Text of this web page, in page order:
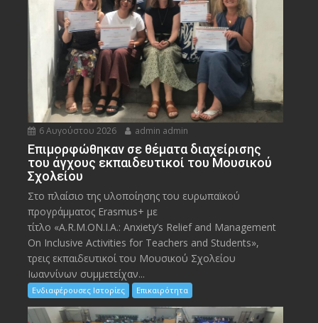
6 Αυγούστου 2026 admin admin
Eπιμορφώθηκαν σε θέματα διαχείρισης
του άγχους εκπαιδευτικοί του Μουσικού
Σχολείου
Στο πλαίσιο της υλοποίησης του ευρωπαϊκού
προγράμματος Erasmus+ με
τίτλο «A.R.M.ON.I.A.: Anxiety’s Relief and Management
On Inclusive Activities for Teachers and Students»,
τρεις εκπαιδευτικοί του Μουσικού Σχολείου
Ιωαννίνων συμμετείχαν...
Ενδιαφέρουσες Ιστορίες Επικαιρότητα